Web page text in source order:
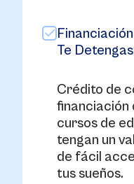
Te
Crédito de
financiación
cursos de
tengan un
de fácil
tus sueños.